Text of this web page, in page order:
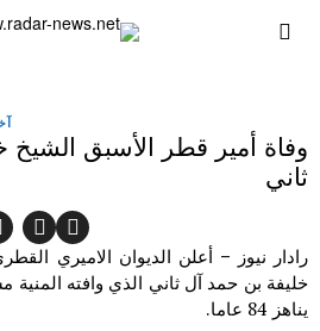
وفاة أمير قطر الأسبق الشيخ
ثاني
رادار نيوز – أعلن الديوان الاميري
خليفة بن حمد آل ثاني الذي وافته
يناهز 84 عاما.